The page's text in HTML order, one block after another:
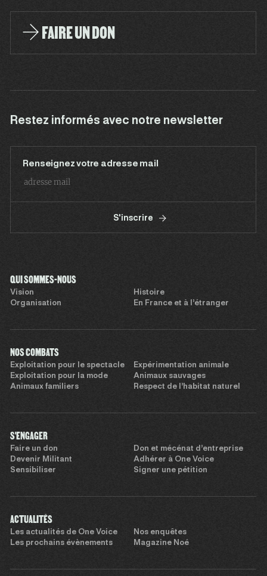
FAIRE UN DON
Restez informés avec notre newsletter
Renseignez votre adresse mail
S'inscrire
QUI SOMMES-NOUS
Vision
Histoire
Organisation
En France et à l’étranger
NOS COMBATS
Exploitation pour le spectacle
Expérimentation animale
Exploitation pour la mode
Animaux sauvages
Animaux familiers
Respect de l’habitat naturel
S'ENGAGER
Faire un don
Don et mécénat d’entreprise
Devenir Militant
Adhérer à One Voice
Sensibiliser
Signer une pétition
ACTUALITÉS
Les actualités de One Voice
Nos enquêtes
Les prochains évènements
Magazine Noé